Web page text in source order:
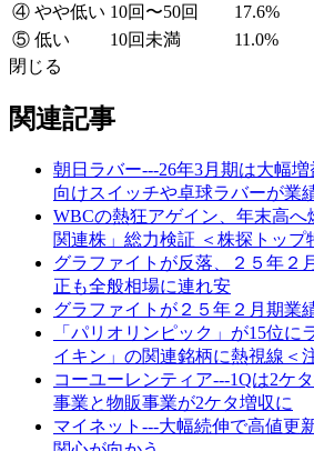
④ やや低い 10回〜50回
17.6%
⑤ 低い
10回未満
11.0%
閉じる
関連記事
朝日ラバー---26年3月期は大幅
向けスイッチや卓球ラバーが業
WBCの熱狂アゲイン、年末高へ
関連株」総力検証 ＜株探トップ
グラファイトが反落、２５年２
正も全般相場に連れ安
グラファイトが２５年２月期業
「パリオリンピック」が15位に
イキン」の関連銘柄に熱視線＜
コーユーレンティア---1Qは2ケ
事業と物販事業が2ケタ増収に
マイネット---大幅続伸で高値更